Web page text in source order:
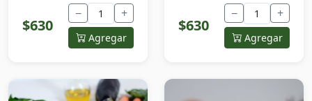
$630
− +
Agregar
$630
− +
Agregar